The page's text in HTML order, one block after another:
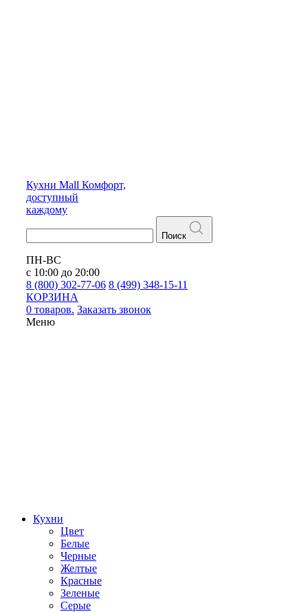
Кухни Mall Комфорт,
доступный
каждому
Поиск
ПН-ВС
с 10:00 до 20:00
8 (800) 302-77-06 8 (499) 348-15-11
КОРЗИНА
0 товаров. Заказать звонок
Меню
Кухни
Цвет
Белые
Черные
Желтые
Красные
Зеленые
Серые